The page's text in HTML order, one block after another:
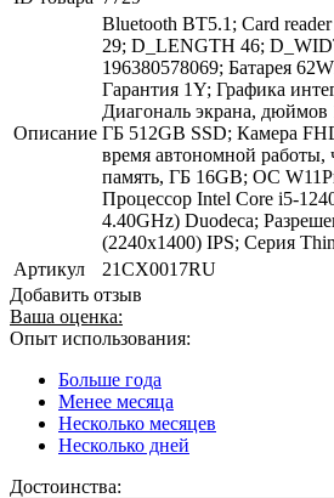
Описание
Bluetooth BT5.1; Card
29; D_LENGTH 46;
196380578069; Батарея
Гарантия 1Y; Графика
Диагональ экрана,
ГБ 512GB SSD; Камера
время автономной работы,
память, ГБ 16GB; ОС
Процессор Intel Core i5-
4.40GHz) Duodeca;
(2240x1400) IPS; Серия
Артикул
21CX0017RU
Добавить отзыв
Ваша оценка:
Опыт использования:
Больше года
Менее месяца
Несколько месяцев
Несколько дней
Достоинства: